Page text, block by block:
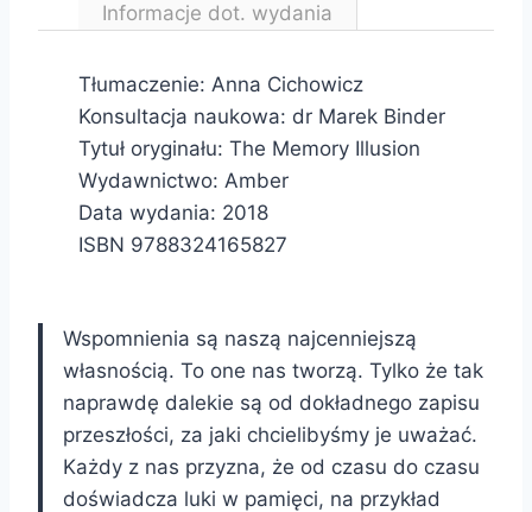
Informacje dot. wydania
Tłumaczenie: Anna Cichowicz
Konsultacja naukowa: dr Marek Binder
Tytuł oryginału: The Memory Illusion
Wydawnictwo: Amber
Data wydania: 2018
ISBN 9788324165827
Wspomnienia są naszą najcenniejszą
własnością. To one nas tworzą. Tylko że tak
naprawdę dalekie są od dokładnego zapisu
przeszłości, za jaki chcielibyśmy je uważać.
Każdy z nas przyzna, że od czasu do czasu
doświadcza luki w pamięci, na przykład